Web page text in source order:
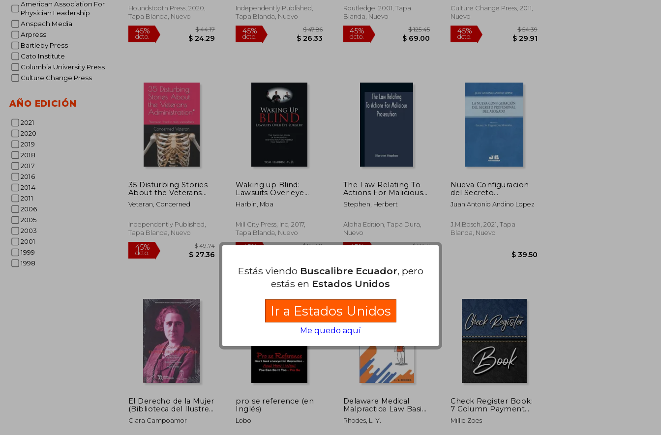
American Association For
Physician Leadership
Anspach Media
Arpress
Bartleby Press
Cato Institute
Columbia University Press
Culture Change Press
AÑO EDICIÓN
2021
2020
2019
2018
2017
2016
2014
2011
2006
2005
2003
2001
1999
1998
Catastrophic Claims
(en Inglés)
Houndstooth Press, 2020,
Tapa Blanda, Nuevo
45%
dcto.
Independently Published,
Tapa Blanda, Nuevo
45%
(en Inglés)
Routledge, 2001, Tapa
Blanda, Nuevo
Culture Change Press, 2011,
Nuevo
45%
35 Disturbing Stories
About the Veterans
Administration*:
*because I had to stop
Inglés)
Veteran, Concerned
Independently Published,
Tapa Blanda, Nuevo
45%
dcto.
Waking up Blind:
Lawsuits Over eye
Surgery (en Inglés)
Harbin, Mba
Mill City Press, Inc, 2017,
Tapa Blanda, Nuevo
45%
dcto.
The Law Relating To
Actions For Malicious
Prosecution (en
Inglés)
Stephen, Herbert
Alpha Edition, Tapa Dura,
Nuevo
45%
dcto.
$ 83.11
$ 45.71
Nueva Configuracion
del Secreto
Profesional del
Abogado
Juan Antonio Andino Lopez
J.M.Bosch, 2021, Tapa
Blanda, Nuevo
El Derecho de la Mujer
(Biblioteca del Ilustre
Colegio de Abogados
de Madrid)
Clara Campoamor
pro se reference (en
Inglés)
Lobo
Delaware Medical
Malpractice Law Basics
For Unhappy People
(en Inglés)
Rhodes, L. Y.
Check Register Book:
7 Column Payment
Record; Record and
Tracker log Book;
Millie Zoes
Estás viendo Buscalibre Ecuador, pero
estás en Estados Unidos
Ir a Estados Unidos
Me quedo aquí